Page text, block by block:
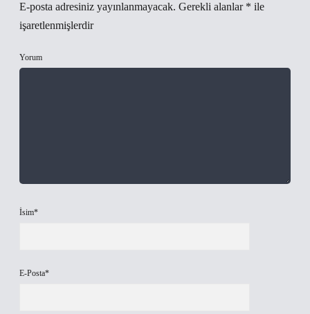
E-posta adresiniz yayınlanmayacak. Gerekli alanlar * ile
işaretlenmişlerdir
Yorum
İsim*
E-Posta*